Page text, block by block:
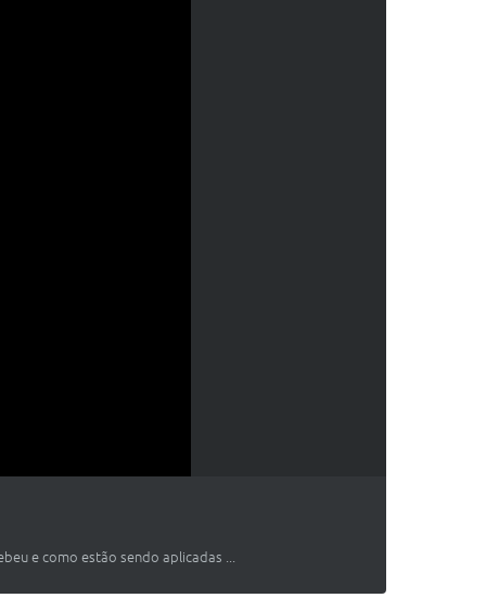
e como estão sendo aplicadas ...